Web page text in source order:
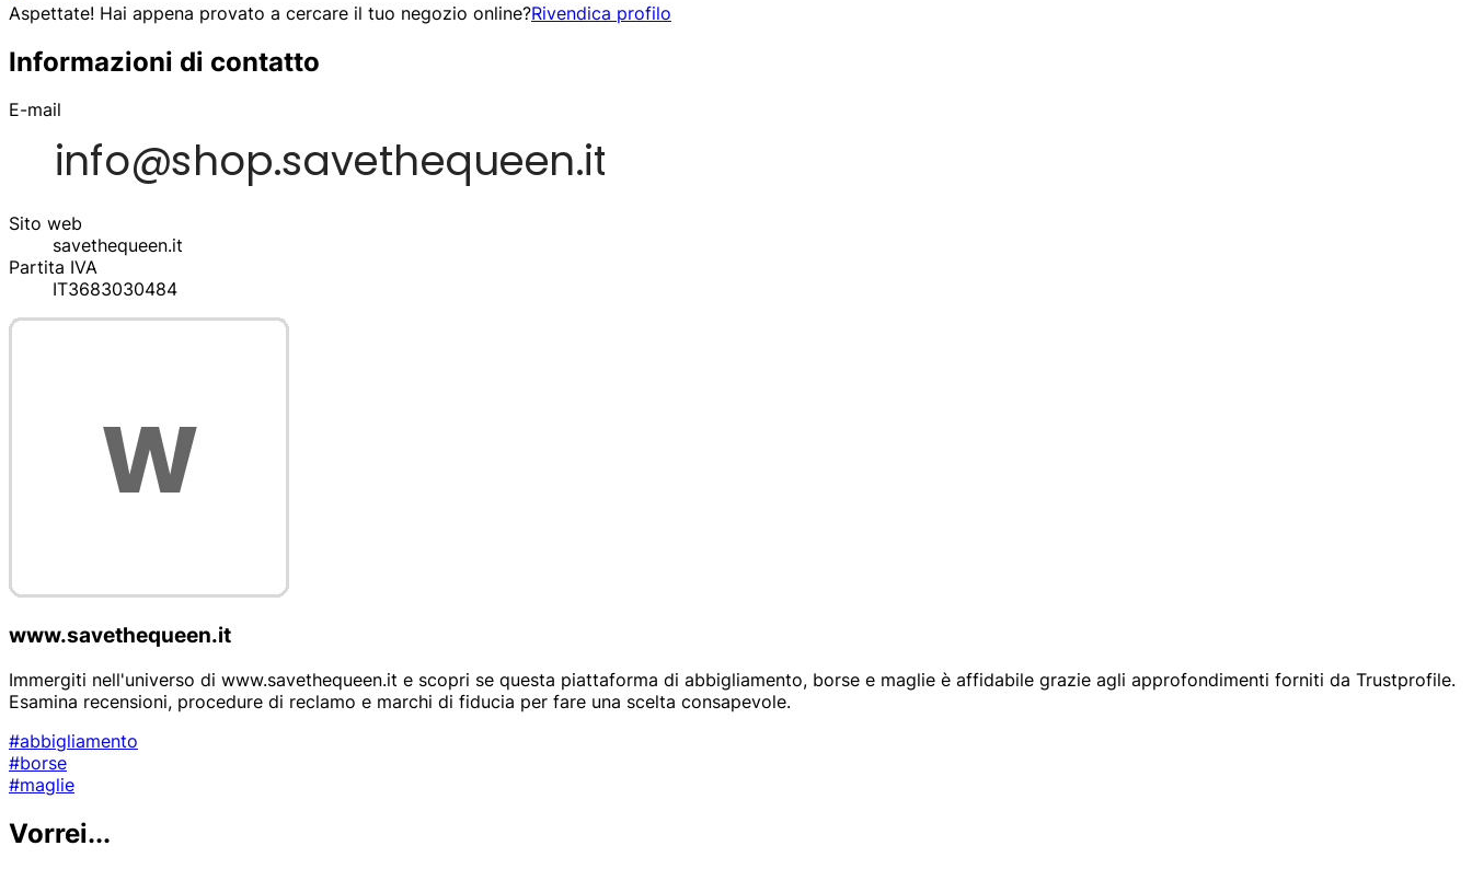
Aspettate! Hai appena provato a cercare il tuo negozio online?Rivendica profilo
Informazioni di contatto
E-mail
Sito web
savethequeen.it
Partita IVA
IT3683030484
www.savethequeen.it
Immergiti nell'universo di www.savethequeen.it e scopri se questa piattaforma di abbigliamento, borse e maglie è affidabile grazie agli approfondimenti forniti da Trustprofile.
Esamina recensioni, procedure di reclamo e marchi di fiducia per fare una scelta consapevole.
#abbigliamento
#borse
#maglie
Vorrei...